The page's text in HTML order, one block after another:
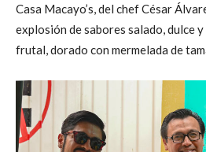
Casa Macayo’s, del chef César
explosión de sabores salado, dulce
frutal, dorado con mermelada de